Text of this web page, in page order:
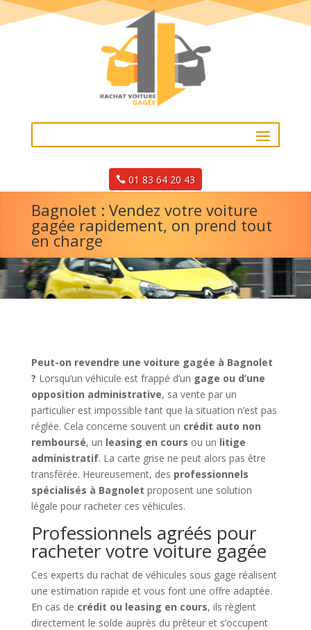
01 83 64 20 43
Bagnolet : Vendez votre voiture
gagée rapidement, on prend tout
en charge
Peut-on revendre une voiture gagée à Bagnolet
? Lorsqu’un véhicule est frappé d’un gage ou d’une
opposition administrative, sa vente par un
particulier est impossible tant que la situation n’est pas
réglée. Cela concerne souvent un crédit auto non
remboursé, un leasing en cours ou un litige
administratif. La carte grise ne peut alors pas être
transférée. Heureusement, des professionnels
spécialisés à Bagnolet proposent une solution
légale pour racheter ces véhicules.
Professionnels agréés pour
racheter votre voiture gagée
Ces experts du rachat de véhicules sous gage réalisent
une estimation rapide et vous font une offre adaptée.
En cas de crédit ou leasing en cours, ils règlent
directement le solde auprès du prêteur et s’occupent